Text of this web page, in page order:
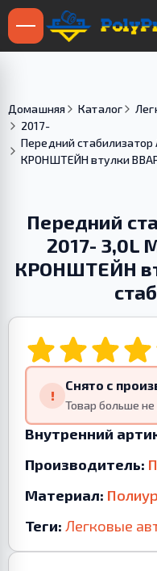
Домашняя Каталог
2017-
Передний
КРОНШТЕЙН втулки
Передний
2017-
КРОНШТЕЙН
!
Снято с
Товар больше
Внутренний
Производитель:
Материал:
Теги: Легковые